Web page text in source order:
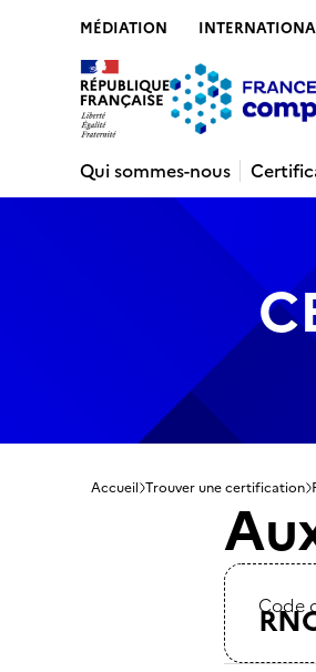
MÉDIATION
Qui sommes-nous
Accueil Trouver une certification
Code